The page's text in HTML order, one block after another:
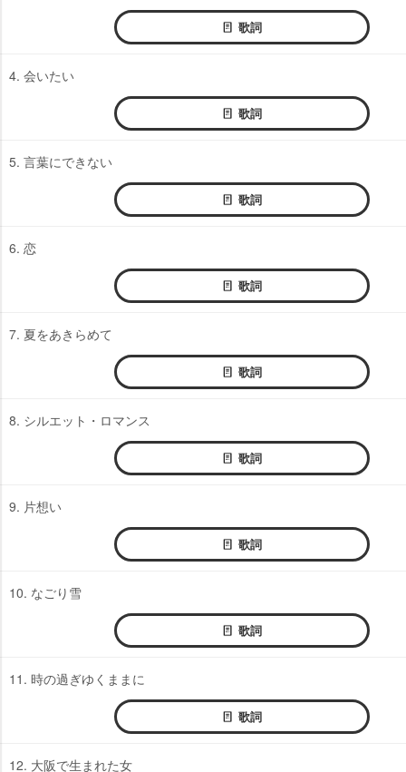
歌詞
4. 会いたい
歌詞
5. 言葉にできない
歌詞
6. 恋
歌詞
7. 夏をあきらめて
歌詞
8. シルエット・ロマンス
歌詞
9. 片想い
歌詞
10. なごり雪
歌詞
11. 時の過ぎゆくままに
歌詞
12. 大阪で生まれた女